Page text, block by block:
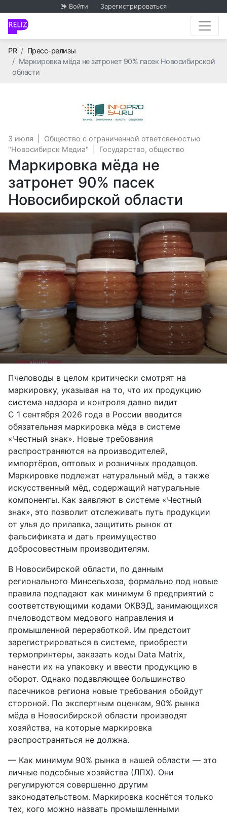
Войти Зарегистрироваться
PRГлавная
Пресс-релизы
Маркировка мёда не затронет 90% пасек Новосибирской
области
3 июля
Общество с ограниченной ответсвеностью
"Новосибирск Медиа"
Государство, общество
Маркировка мёда не
затронет 90% пасек
Новосибирской области
Пчеловоды в целом критически смотрят на
маркировку, указывая на то, что их продукцию
система надзора и контроля давно видит
С 1 сентября 2026 года в России вводится
обязательная маркировка мёда в системе
«Честный знак». Новые требования
распространяются на производителей,
импортёров, оптовых и розничных продавцов.
Маркировке подлежат натуральный мёд, а также
искусственный мёд, содержащий натуральные
компоненты. Как заявляют в системе «Честный
знак», это позволит отслеживать путь продукции
от улья до прилавка, защитить рынок от
фальсификата и дать преимущество
добросовестным производителям.
В Новосибирской области, по данным
регионального Минсельхоза, формально под новые
правила подпадают как минимум 6 предприятий с
соответствующими кодами ОКВЭД, занимающихся
пчеловодством медового направления и
промышленной переработкой. Им предстоит
зарегистрироваться в системе, приобрести
термопринтеры, заказать коды Data Matrix,
нанести их на упаковку и ввести продукцию в
оборот. Однако подавляющее большинство
пасечников региона новые требования обойдут
стороной. По экспертным оценкам, 90% рынка
мёда в Новосибирской области производят
хозяйства, на которые маркировка
распространяться не должна.
— Как минимум 90% рынка в нашей области — это
личные подсобные хозяйства (ЛПХ). Они
регулируются совершенно другим
законодательством. Маркировка коснётся только
тех, кого можно назвать промышленными